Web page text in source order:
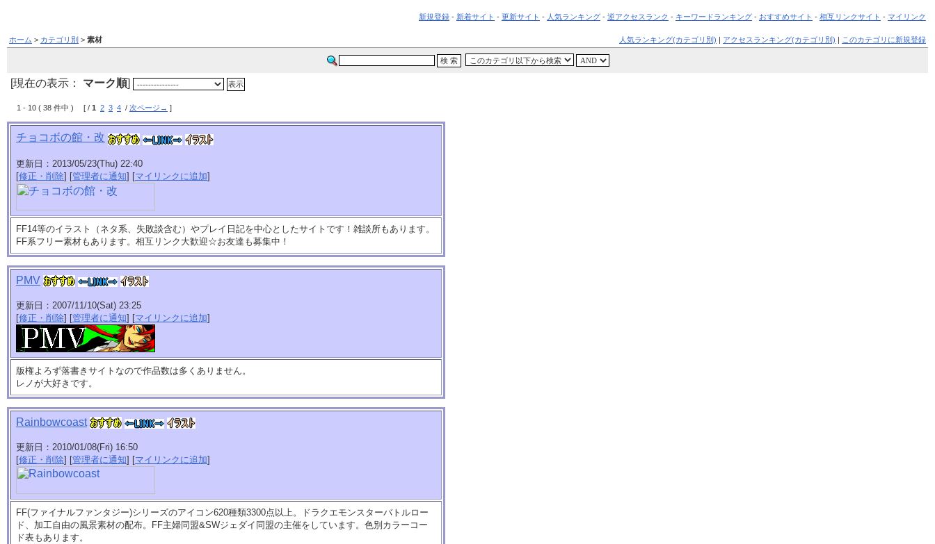
新規登録 - 新着サイト - 更新サイト - 人気ランキング - 逆アクセスランク - キーワードランキング - おすすめサイト - 相互リンクサイト - マイリンク
ホーム > カテゴリ別 > 素材 人気ランキング(カテゴリ別) | アクセスランキング(カテゴリ別) | このカテゴリに新規登録
[現在の表示： マーク順]
1 - 10 ( 38 件中 ) [ / 1 2 3 4 / 次ページ→ ]
チョコボの館・改
更新日：2013/05/23(Thu) 22:40
[修正・削除] [管理者に通知] [マイリンクに追加]
FF14等のイラスト（ネタ系、失敗談含む）やプレイ日記を中心としたサイトです！雑談所もあります。
FF系フリー素材もあります。相互リンク大歓迎☆お友達も募集中！
PMV
更新日：2007/11/10(Sat) 23:25
[修正・削除] [管理者に通知] [マイリンクに追加]
版権よろず落書きサイトなので作品数は多くありません。
レノが大好きです。
Rainbowcoast
更新日：2010/01/08(Fri) 16:50
[修正・削除] [管理者に通知] [マイリンクに追加]
FF(ファイナルファンタジー)シリーズのアイコン620種類3300点以上。ドラクエモンスターバトルロー
ド、加工自由の風景素材の配布。FF主婦同盟&SWジェダイ同盟の主催をしています。色別カラーコー
ド表もあります。